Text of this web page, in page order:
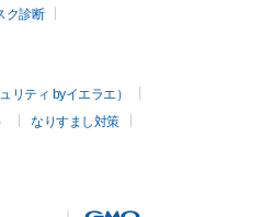
ク診断
リティ byイエラエ）
なりすまし対策